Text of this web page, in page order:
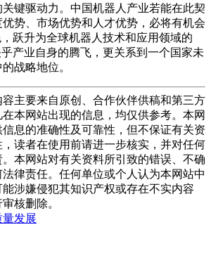
键驱动力。中国机器人产业若能在此契
势、市场优势和人才优势，必将有机会
跃升为全球机器人技术和应用领域的
产业自身的腾飞，更关系到一个国家未
战略地位。
主要来自原创、合作伙伴供稿和第三方
本网站出现的信息，均仅供参考。本网
息的准确性及可靠性，但不保证有关资
读者在使用前请进一步核实，并对任何
本网站对有关资料所引致的错误、不确
律责任。任何单位或个人认为本网站中
涉嫌侵犯其知识产权或存在不实内容
核删除。
量发展